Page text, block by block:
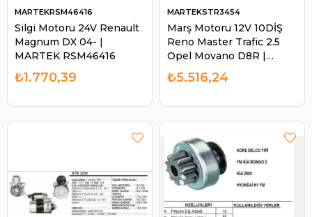
Silgi Motoru 24V Renault
Magnum DX 04- |
MARTEK RSM46416
MARTEKRSM46416
₺1.770,39
Marş Motoru 12V 10DİŞ
Reno Master Trafic 2.5
Opel Movano D8R |
MARTEK STR3454
MARTEKSTR3454
₺5.516,24